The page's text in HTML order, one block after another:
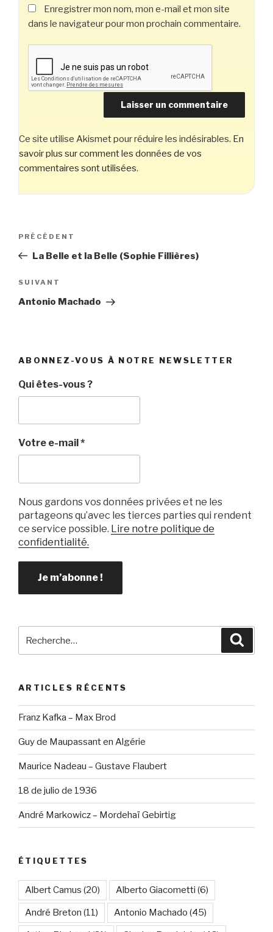
Enregistrer mon nom, mon e-mail et mon site
dans le navigateur pour mon prochain commentaire.
Ce site utilise Akismet pour réduire les indésirables. En
savoir plus sur comment les données de vos
commentaires sont utilisées.
Navigation
l’article
Article
précédent
PRÉCÉDENT
La Belle et la Belle (Sophie Fillières)
Article
suivant
SUIVANT
Antonio Machado
ABONNEZ-VOUS À NOTRE NEWSLETTER
Qui êtes-vous ?
Votre e-mail *
Nous gardons vos données privées et ne les
partageons qu’avec les tierces parties qui rendent
ce service possible. Lire notre politique de
confidentialité.
pour
ARTICLES RÉCENTS
Franz Kafka – Max Brod
Guy de Maupassant en Algérie
Maurice Nadeau – Gustave Flaubert
18 de julio de 1936
André Markowicz – Mordehaï Gebirtig
ÉTIQUETTES
Albert Camus (20) Alberto Giacometti (6)
André Breton (11) Antonio Machado (45)